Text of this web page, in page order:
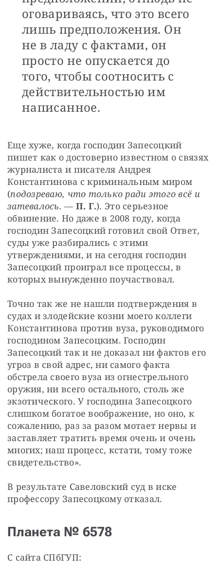
оговариваясь, что это всего
лишь предположения. Он
не в ладу с фактами, он
просто не опускается до
того, чтобы соотносить с
действительностью им
написанное.
Еще хуже, когда господин Запесоцкий
пишет как о достоверно известном о связях
журналиста и писателя Андрея
Константинова с криминальным миром
(подозреваю, что только ради этого всё и
затевалось. — П. Г.). Это серьезное
обвинение. Но даже в 2008 году, когда
господин Запесоцкий готовил свой Ответ,
суды уже разбирались с этими
утверждениями, и на сегодня господин
Запесоцкий проиграл все процессы, в
которых вынужденно поучаствовал.
Точно так же не нашли подтверждения в
судах и злодейские козни моего коллеги
Константинова против вуза, руководимого
господином Запесоцким. Господин
Запесоцкий так и не доказал ни фактов его
угроз в свой адрес, ни самого факта
обстрела своего вуза из огнестрельного
оружия, ни всего остального, столь же
экзотического. У господина Запесоцкого
слишком богатое воображение, но оно, к
сожалению, раз за разом мотает нервы и
заставляет тратить время очень и очень
многих; наш процесс, кстати, тому тоже
свидетельство».
В результате Савеловский суд в иске
профессору Запесоцкому отказал.
Планета № 6578
С сайта СПбГУП: